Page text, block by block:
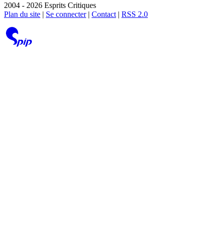
2004 - 2026 Esprits Critiques
Plan du site | Se connecter| Contact | RSS 2.0